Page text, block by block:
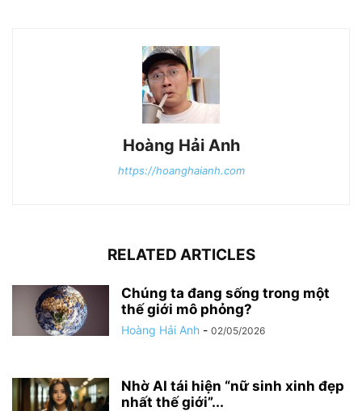
Hoàng Hải Anh
https://hoanghaianh.com
RELATED ARTICLES
Chúng ta đang sống trong một
thế giới mô phỏng?
Hoàng Hải Anh - 02/05/2026
Nhờ AI tái hiện “nữ sinh xinh đẹp
nhất thế giới”...